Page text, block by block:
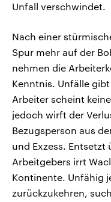
Unfall verschwindet.
Nach einer
Spur mehr auf der
nehmen die
Kenntnis. Unfälle
Arbeiter scheint
jedoch wirft der
Bezugsperson aus
und Exzess. Entsetzt
Arbeitgebers irrt
Kontinente. Unfähig
zurückzukehren,